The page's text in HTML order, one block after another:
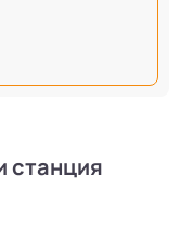
станция